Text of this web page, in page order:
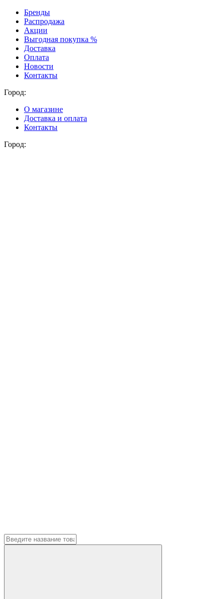
Бренды
Распродажа
Акции
Выгодная покупка %
Доставка
Оплата
Новости
Контакты
Город:
О магазине
Доставка и оплата
Контакты
Город: